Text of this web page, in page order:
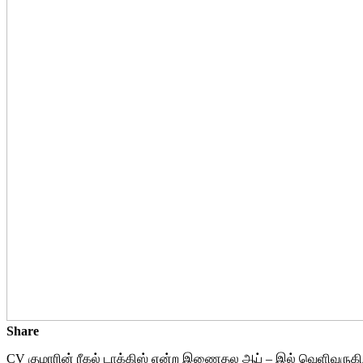
Share
CV குமாரின் ரீகல் டாக்கிஸ் என்ற இணைதல ஆப் – இல்